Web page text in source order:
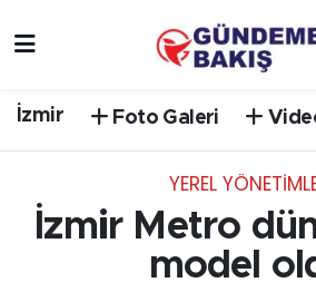
İzmir Foto Galeri
YEREL
İzmir Metro
model
Trafik Durumu
Süper Lig Puan Durumu